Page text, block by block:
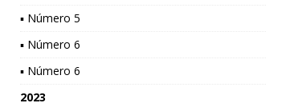
▪ Número 5
▪ Número 6
▪ Número 6
2023